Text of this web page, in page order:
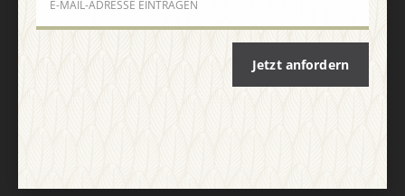
Abo online kündigen
Jetzt anfordern